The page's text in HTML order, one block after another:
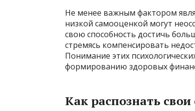
Не менее важным фактором
низкой самооценкой могут
свою способность достичь
стремясь компенсировать
Понимание этих
формированию здоровых
Как распознать